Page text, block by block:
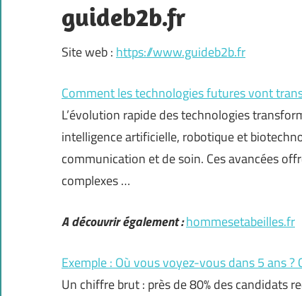
guideb2b.fr
Site web : https://www.guideb2b.fr
Comment les technologies futures vont
L’évolution rapide des technologies
intelligence artificielle, robotique et
communication et de soin. Ces avancées
complexes …
A découvrir également :hommesetabeilles.fr
Exemple : Où vous voyez-vous dans 5 ans ?
Un chiffre brut : près de 80% des candidats